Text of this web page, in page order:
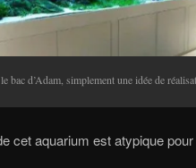
bac d’Adam, simplement une idée de
cet aquarium est atypique